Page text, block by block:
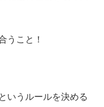
うこと！
いうルールを決める